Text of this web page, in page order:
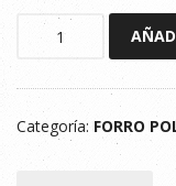
RRR
L
cantidad
Categoría: FORRO